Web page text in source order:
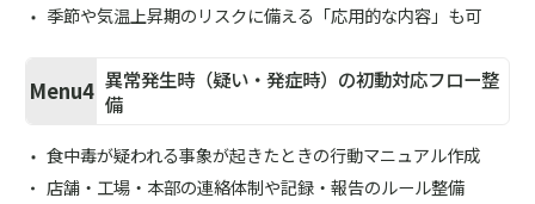
季節や気温上昇期のリスクに備える「応用的な内容」も可
Menu4 異常発生時（疑い・発症時）の初動対応フロー整
備
食中毒が疑われる事象が起きたときの行動マニュアル作成
店舗・工場・本部の連絡体制や記録・報告のルール整備